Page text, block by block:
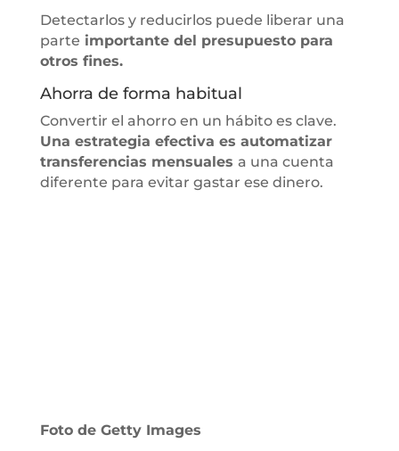
Detectarlos y reducirlos puede liberar una
parte importante del presupuesto para
otros fines.
Ahorra de forma habitual
Convertir el ahorro en un hábito es clave.
Una estrategia efectiva es automatizar
transferencias mensuales a una cuenta
diferente para evitar gastar ese dinero.
Foto de Getty Images